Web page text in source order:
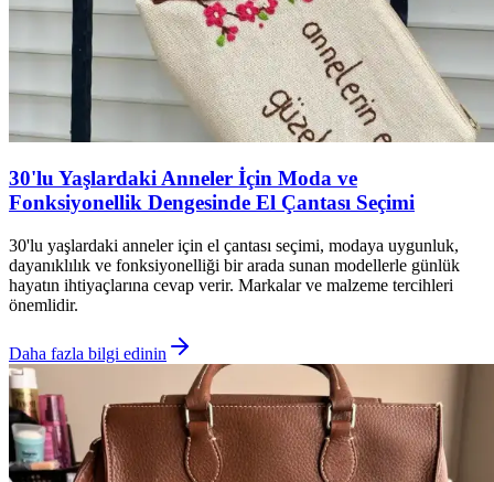
30'lu Yaşlardaki Anneler İçin Moda ve
Fonksiyonellik Dengesinde El Çantası Seçimi
30'lu yaşlardaki anneler için el çantası seçimi, modaya uygunluk,
dayanıklılık ve fonksiyonelliği bir arada sunan modellerle günlük
hayatın ihtiyaçlarına cevap verir. Markalar ve malzeme tercihleri
önemlidir.
Daha fazla bilgi edinin